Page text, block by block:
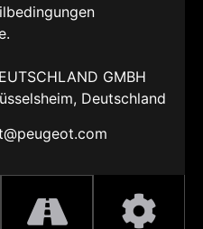
GMBH
Deutschland